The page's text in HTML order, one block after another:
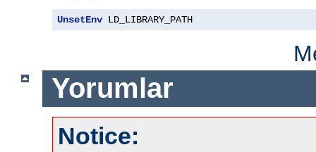
UnsetEnv LD_LIBRARY_PATH
Yorumlar
Notice: